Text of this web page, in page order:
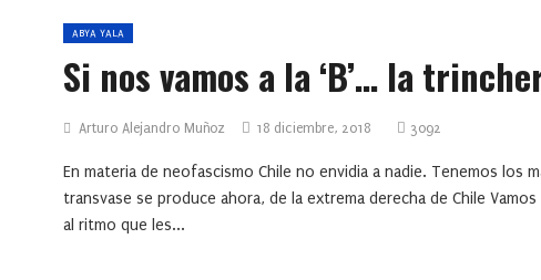
ABYA YALA
Si nos vamos a la ‘B’… la
Arturo Alejandro Muñoz 18 diciembre, 2018 3092
En materia de neofascismo Chile no envidia a nadie. Tenemos los
transvase se produce ahora, de la extrema derecha de Chile
al ritmo que les...